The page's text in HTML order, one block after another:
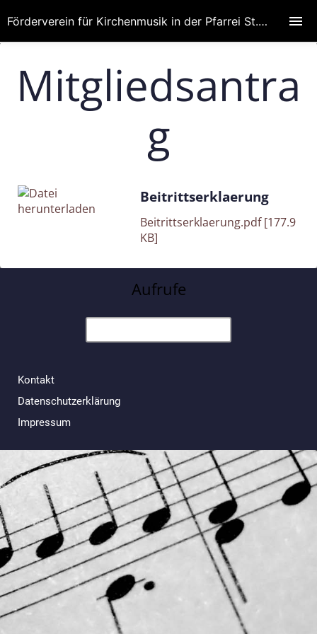
Mitgliedsantra
g
Beitrittserklaerung
Beitrittserklaerung.pdf [177.9
KB]
Aufrufe
Kontakt
Datenschutzerklärung
Impressum
Förderverein für Kirchenmusik in der Pfarrei St. Wenzeslaus